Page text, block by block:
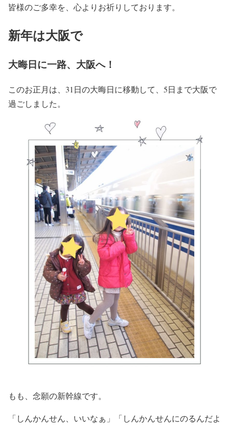
皆様のご多幸を、心よりお祈りしております。
新年は大阪で
大晦日に一路、大阪へ！
このお正月は、31日の大晦日に移動して、5日まで大阪で
過ごしました。
もも、念願の新幹線です。
「しんかんせん、いいなぁ」「しんかんせんにのるんだよ